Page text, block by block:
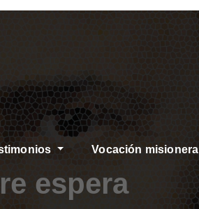
Vocación misionera
espera